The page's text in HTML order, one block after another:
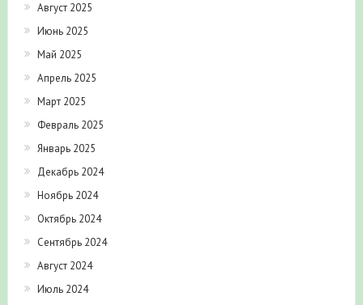
Август 2025
Июнь 2025
Май 2025
Апрель 2025
Март 2025
Февраль 2025
Январь 2025
Декабрь 2024
Ноябрь 2024
Октябрь 2024
Сентябрь 2024
Август 2024
Июль 2024